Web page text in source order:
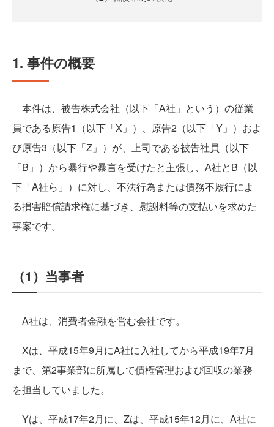
1. 事件の概要
本件は、被告株式会社（以下「A社」という）の従業
員である原告1（以下「X」）、原告2（以下「Y」）およ
び原告3（以下「Z」）が、上司である被告社員（以下
「B」）から暴行や暴言を受けたと主張し、A社とB（以
下「A社ら」）に対し、不法行為または債務不履行によ
る損害賠償請求権に基づき、慰謝料等の支払いを求めた
事案です。
（1）当事者
A社は、消費者金融を営む会社です。
Xは、平成15年9月にA社に入社してから平成19年7月
まで、第2事業部に所属して債権管理および回収の業務
を担当していました。
Yは、平成17年2月に、Zは、平成15年12月に、A社に